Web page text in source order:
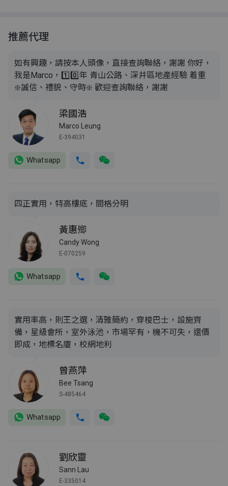
推薦代理
如有興趣，請按本人頭像，直接查詢聯絡，謝謝 你好，
我是Marco，1️⃣0️⃣年 青山公路、深井區地產經驗 着重
❇️誠信、禮貌、守時❇️ 歡迎查詢聯絡，謝謝
梁國浩
Marco Leung
E-394031
Whatsapp
四正實用，特高樓底，間格分明
黃惠𡖖
Candy Wong
E-070259
Whatsapp
實用率高，則王之選，清雅簡約，穿梭巴士，設施齊
備，星級會所，室外泳池，市場罕有，機不可失，還價
即成，地標名廈，校網地利
曾燕萍
Bee Tsang
S-485464
Whatsapp
劉欣靈
Sann Lau
E-335014